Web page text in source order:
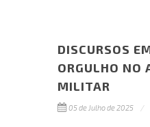
DISCURSOS
ORGULHO NO
MILITAR
05 de Julho de 2025